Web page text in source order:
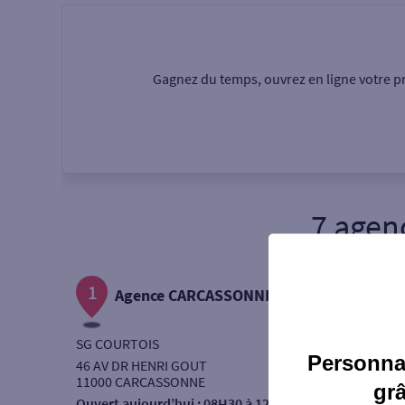
Ouverte le samedi
Autour de moi
Gagnez du temps, ouvrez en ligne votre
7
1 Agence CARCASSONNE 4 CHEMINS
SG COURTOIS
46 AV DR HENRI GOUT
11000 CARCASSONNE